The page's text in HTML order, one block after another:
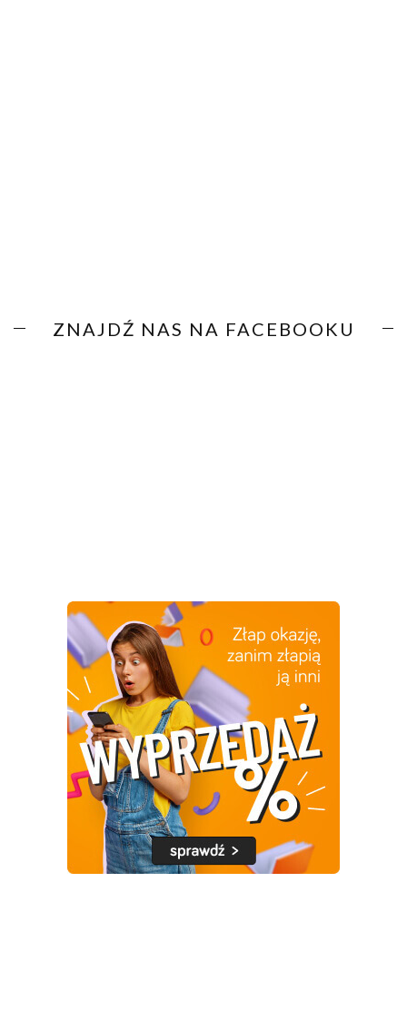
ZNAJDŹ NAS NA FACEBOOKU